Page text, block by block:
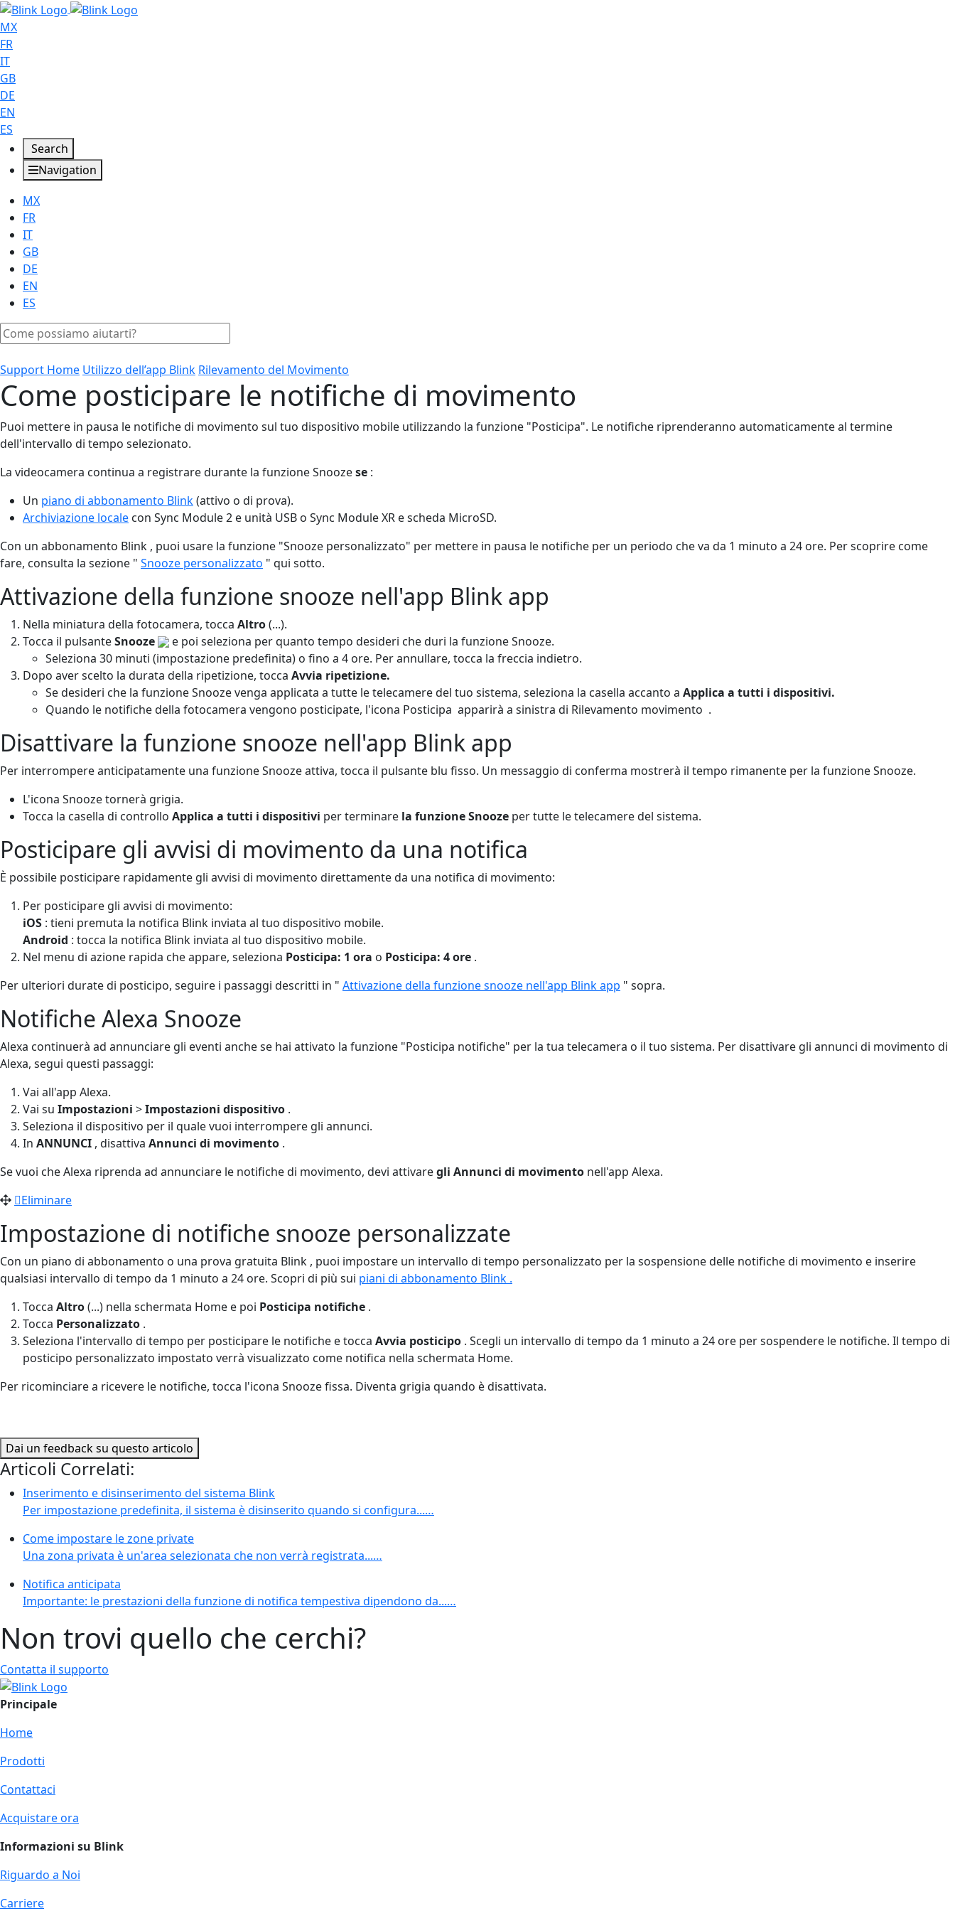
MX
FR
IT
GB
DE
EN
ES
Search
Navigation
MX
FR
IT
GB
DE
EN
ES
Support Home Utilizzo dell’app Blink Rilevamento del Movimento
Come posticipare le notifiche di movimento
Puoi mettere in pausa le notifiche di movimento sul tuo dispositivo mobile utilizzando la funzione "Posticipa". Le notifiche riprenderanno automaticamente al termine
dell'intervallo di tempo selezionato.
La videocamera continua a registrare durante la funzione Snoozese :
Un piano di abbonamento Blink(attivo o di prova).
Archiviazione locale con Sync Module 2 e unità USB o Sync Module XR e scheda MicroSD.
Con un abbonamento Blink , puoi usare la funzione "Snooze personalizzato" per mettere in pausa le notifiche per un periodo che va da 1 minuto a 24 ore. Per scoprire come
fare, consulta la sezione " Snooze personalizzato " qui sotto.
Attivazione della funzione snooze nell'app Blink app
Nella miniatura della fotocamera, tocca Altro(...).
Tocca il pulsanteSnooze
e poi seleziona per quanto tempo desideri che duri la funzione Snooze.
Seleziona 30 minuti (impostazione predefinita) o fino a 4 ore. Per annullare, tocca la freccia indietro.
Dopo aver scelto la durata della ripetizione, tocca Avvia ripetizione.
Se desideri che la funzione Snooze venga applicata a tutte le telecamere del tuo sistema, seleziona la casella accanto a Applica a tutti i dispositivi.
Quando le notifiche della fotocamera vengono posticipate, l'icona Posticipa apparirà a sinistra di Rilevamento movimento .
Disattivare la funzione snooze nell'app Blink app
Per interrompere anticipatamente una funzione Snooze attiva, tocca il pulsante blu fisso. Un messaggio di conferma mostrerà il tempo rimanente per la funzione Snooze.
L'icona Snooze tornerà grigia.
Tocca la casella di controllo Applica a tutti i dispositivi per terminare la funzione Snooze per tutte le telecamere del sistema.
Posticipare gli avvisi di movimento da una notifica
È possibile posticipare rapidamente gli avvisi di movimento direttamente da una notifica di movimento:
Per posticipare gli avvisi di movimento:
iOS : tieni premuta la notifica Blink inviata al tuo dispositivo mobile.
Android : tocca la notifica Blink inviata al tuo dispositivo mobile.
Nel menu di azione rapida che appare, seleziona Posticipa: 1 ora o Posticipa: 4 ore .
Per ulteriori durate di posticipo, seguire i passaggi descritti in " Attivazione della funzione snooze nell'app Blink app " sopra.
Notifiche Alexa Snooze
Alexa continuerà ad annunciare gli eventi anche se hai attivato la funzione "Posticipa notifiche" per la tua telecamera o il tuo sistema. Per disattivare gli annunci di movimento di
Alexa, segui questi passaggi:
Vai all'app Alexa.
Vai su Impostazioni >Impostazioni dispositivo .
Seleziona il dispositivo per il quale vuoi interrompere gli annunci.
In ANNUNCI , disattiva Annunci di movimento .
Se vuoi che Alexa riprenda ad annunciare le notifiche di movimento, devi attivaregli Annunci di movimento nell'app Alexa.
Eliminare
Impostazione di notifiche snooze personalizzate
Con un piano di abbonamento o una prova gratuita Blink , puoi impostare un intervallo di tempo personalizzato per la sospensione delle notifiche di movimento e inserire
qualsiasi intervallo di tempo da 1 minuto a 24 ore. Scopri di più sui piani di abbonamento Blink .
Tocca Altro(...) nella schermata Home e poi Posticipa notifiche .
Tocca Personalizzato .
Seleziona l'intervallo di tempo per posticipare le notifiche e tocca Avvia posticipo . Scegli un intervallo di tempo da 1 minuto a 24 ore per sospendere le notifiche. Il tempo di
posticipo personalizzato impostato verrà visualizzato come notifica nella schermata Home.
Per ricominciare a ricevere le notifiche, tocca l'icona Snooze fissa. Diventa grigia quando è disattivata.
Dai un feedback su questo articolo
Articoli Correlati:
Inserimento e disinserimento del sistema Blink
Per impostazione predefinita, il sistema è disinserito quando si configura...…
Come impostare le zone private
Una zona privata è un'area selezionata che non verrà registrata...…
Notifica anticipata
Importante: le prestazioni della funzione di notifica tempestiva dipendono da...…
Non trovi quello che cerchi?
Contatta il supporto
Principale
Home
Prodotti
Contattaci
Acquistare ora
Informazioni su Blink
Riguardo a Noi
Carriere